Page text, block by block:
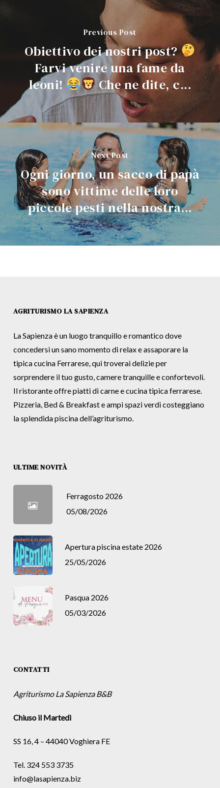
Previous Post
Obiettivo dei nostri post?
Farvi venire una fame da
leoni!
Che ne dite, c...
Next Post
Ogni giorno, un sacco di papà
sono vittime delle loro
piccole pesti nella nostra...
AGRITURISMO LA SAPIENZA
La Sapienza è un luogo tranquillo e romantico dove
concedersi un sano momento di relax e assaporare la
tipica cucina Ferrarese, qui troverai delizie per
sorprendere il tuo gusto, camere tranquille e confortevoli.
Il ristorante offre piatti di carne e cucina tipica ferrarese.
Pizzeria, Bed & Breakfast e ampi spazi verdi costeggiano
la splendida piscina dell’agriturismo.
ULTIME NOVITÀ
Ferragosto 2026
05/08/2026
Apertura piscina estate 2026
25/05/2026
Pasqua 2026
05/03/2026
CONTATTI
Agriturismo La Sapienza B&B
Chiuso il Martedì
SS 16, 4 – 44040 Voghiera FE
Tel. 324 553 3735
info@lasapienza.biz